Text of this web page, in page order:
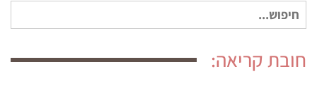
חיפוש
עבור:
חובת קריאה: